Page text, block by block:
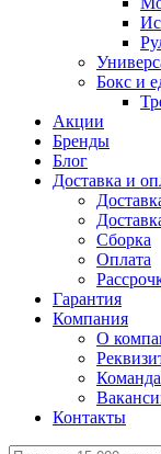
Бокс и
Акции
Бренды
Блог
Доставка и
Сборка
Оплата
Гарантия
Компания
О
Команда
Контакты